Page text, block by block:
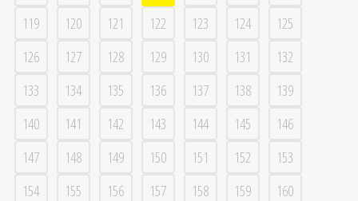
119
120 121 122 123 124
125
126
127 128 129 130 131
132
133
134 135 136 137 138
139
140
141 142 143 144 145
146
147
148 149 150 151 152
153
154
155 156 157 158 159
160